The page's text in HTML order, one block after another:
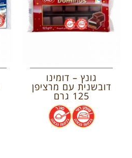
גונץ – דומינו
דובשנית עם מרציפן
125 גרם
.
.